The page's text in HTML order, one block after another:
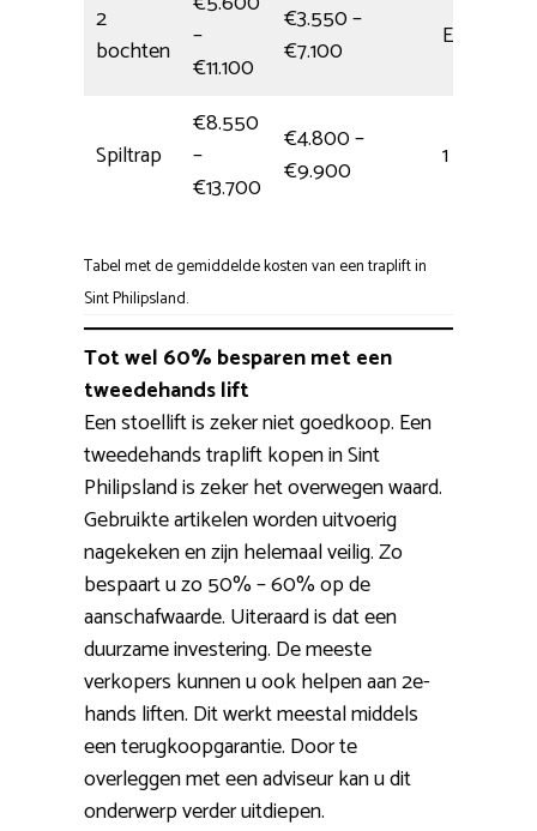
2
bochten
–
€11.100
€3.550 –
€7.100
Eén dag
Spiltrap
€8.550
–
€13.700
€4.800 –
€9.900
1 dag
Tabel met de gemiddelde kosten van een traplift in
Sint Philipsland.
Tot wel 60% besparen met een
tweedehands lift
Een stoellift is zeker niet goedkoop. Een
tweedehands traplift kopen in Sint
Philipsland is zeker het overwegen waard.
Gebruikte artikelen worden uitvoerig
nagekeken en zijn helemaal veilig. Zo
bespaart u zo 50% – 60% op de
aanschafwaarde. Uiteraard is dat een
duurzame investering. De meeste
verkopers kunnen u ook helpen aan 2e-
hands liften. Dit werkt meestal middels
een terugkoopgarantie. Door te
overleggen met een adviseur kan u dit
onderwerp verder uitdiepen.